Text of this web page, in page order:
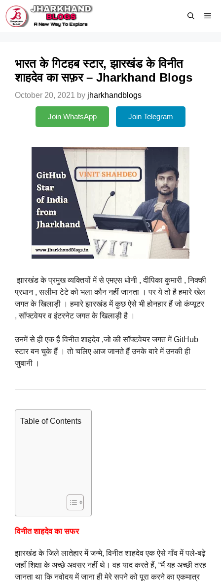
Skip
to
content
भारत के गिटहब स्टार, झारखंड के विनीत
शाहदेव का सफ़र – Jharkhand Blogs
October 20, 2021 by jharkhandblogs
Join WhatsApp Join Telegram
झारखंड के प्रमुख व्यक्तियों में से एमएस धोनी , दीपिका कुमारी , निक्की
प्रधान , सलीमा टेटे को भला कौन नहीं जानता । पर ये तो है हमारे खेल
जगत के खिलाड़ी । हमारे झारखंड में कुछ ऐसे भी होनहार हैं जो कंप्यूटर
, सॉफ्टवेयर व इंटरनेट जगत के खिलाड़ी है ।
उनमें से ही एक हैं विनीत शाहदेव ,जो की सॉफ्टवेयर जगत में GitHub
स्टार बन चुके हैं । तो चलिए आज जानते हैं उनके बारे में उनकी ही
जुबानी ।
Table of Contents
विनीत शाहदेव का सफर
झारखंड के जिले लातेहार में जन्मे, विनीत शाहदेव एक ऐसे गाँव में पले-बढ़े
जहाँ शिक्षा के अच्छे अवसर नहीं थे। वह याद करते हैं, “मैं यह अच्छी तरह
जानता था कि नवोदय में जाना ही मेरे सपने को पूरा करने का एकमात्र